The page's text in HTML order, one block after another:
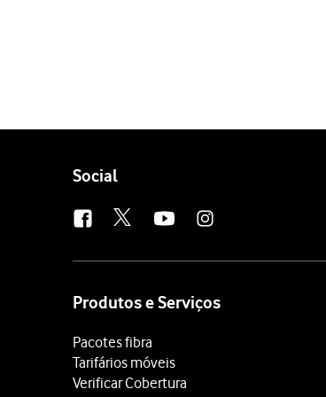
Follow
Social
Produtos e Serviços
Pacotes fibra
Tarifários móveis
Verificar Cobertura